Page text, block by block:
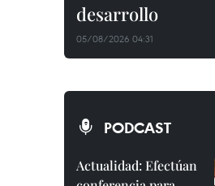
desarrollo
05/08/2026 04:31
PODCAST
Actualidad: Efectúan